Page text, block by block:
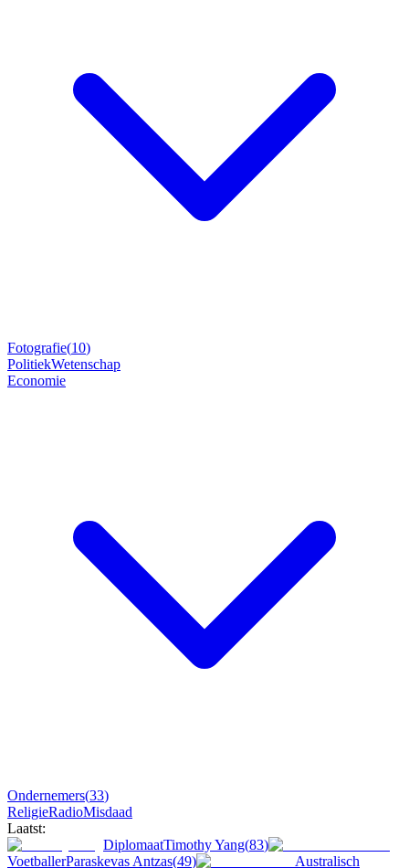
Fotografie(10)
PolitiekWetenschap
Economie
Ondernemers(33)
ReligieRadioMisdaad
Laatst:
DiplomaatTimothy Yang(83)
VoetballerParaskevas Antzas(49)
Australisch